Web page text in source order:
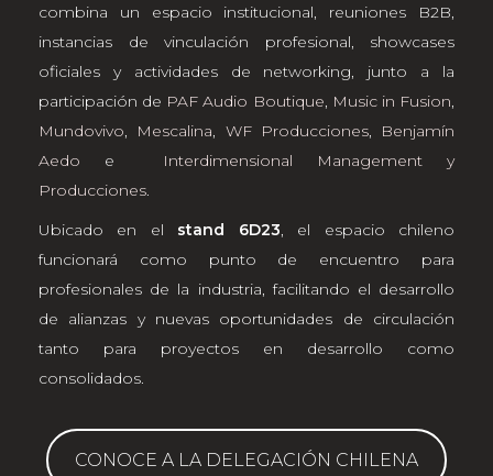
combina un espacio institucional, reuniones B2B,
instancias de vinculación profesional, showcases
oficiales y actividades de networking, junto a la
participación de PAF Audio Boutique, Music in Fusion,
Mundovivo, Mescalina, WF Producciones,
Benjamín
Aedo e
Interdimensional Management y
Producciones.
Ubicado en el stand 6D23, el espacio chileno
funcionará como punto de encuentro para
profesionales de la industria, facilitando el desarrollo
de alianzas y nuevas oportunidades de circulación
tanto para proyectos en desarrollo como
consolidados.
CONOCE A LA DELEGACIÓN CHILENA